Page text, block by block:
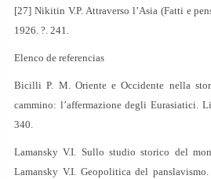
[27] Nikitin V.P. Attraverso l’Asia (Fatti e
1926. ?. 241.
Elenco de referencias
Bicilli P. M. Oriente e Occidente nella
cammino: l’affermazione degli Eurasiatici.
340.
Lamansky V.I. Sullo studio storico del
Lamansky V.I. Geopolitica del